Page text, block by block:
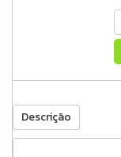
Descrição